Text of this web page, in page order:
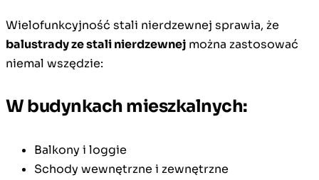
Wielofunkcyjność stali nierdzewnej sprawia, że
balustrady ze stali nierdzewnej można zastosować
niemal wszędzie:
W budynkach mieszkalnych:
Balkony i loggie
Schody wewnętrzne i zewnętrzne